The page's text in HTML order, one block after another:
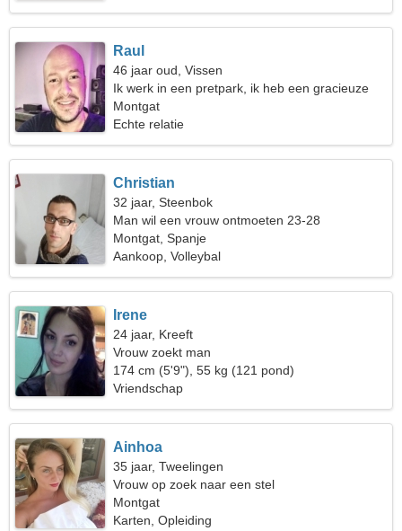
Raul
46 jaar oud, Vissen
Ik werk in een pretpark, ik heb een gracieuze
vrouw nodig
Montgat
Echte relatie
Christian
32 jaar, Steenbok
Man wil een vrouw ontmoeten 23-28
Montgat, Spanje
Aankoop, Volleybal
Irene
24 jaar, Kreeft
Vrouw zoekt man
174 cm (5'9"), 55 kg (121 pond)
Vriendschap
Ainhoa
35 jaar, Tweelingen
Vrouw op zoek naar een stel
Montgat
Karten, Opleiding